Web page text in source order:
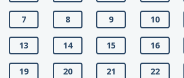
7 8 9 10
13 14 15 16
19 20 21 22